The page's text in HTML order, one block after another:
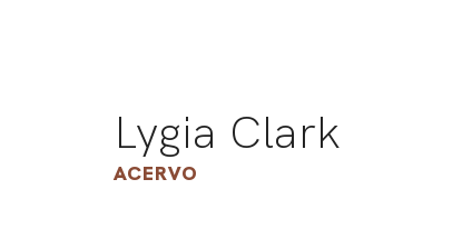
Lygia Clark
ACERVO